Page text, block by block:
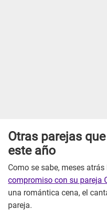
Otras parejas
este año
Como se sabe, meses
compromiso con su pareja
una romántica cena, el
pareja.